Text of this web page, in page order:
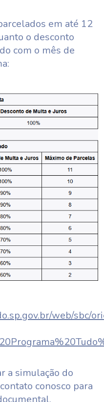
em até 12
o desconto
com o mês de
web/sbc/
a simulação do
conosco para